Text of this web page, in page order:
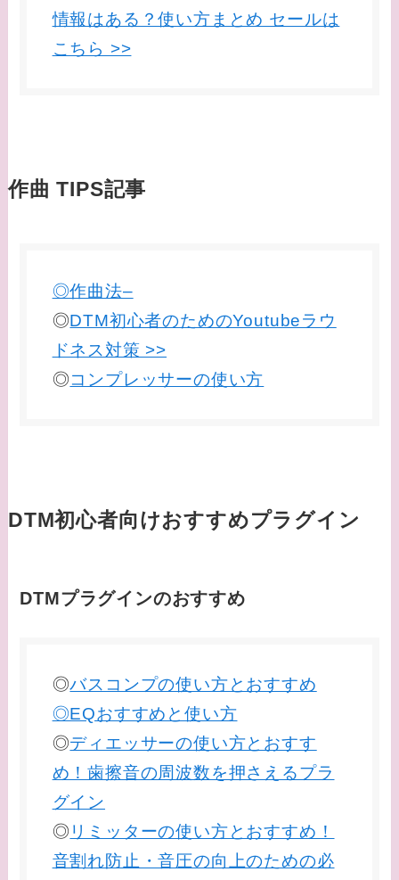
情報はある？使い方まとめ セールは
こちら >>
作曲 TIPS記事
◎作曲法–
◎DTM初心者のためのYoutubeラウ
ドネス対策 >>
◎コンプレッサーの使い方
DTM初心者向けおすすめプラグイン
DTMプラグインのおすすめ
◎バスコンプの使い方とおすすめ
◎EQおすすめと使い方
◎ディエッサーの使い方とおすす
め！歯擦音の周波数を押さえるプラ
グイン
◎ リミッターの使い方とおすすめ！
音割れ防止・音圧の向上のための必